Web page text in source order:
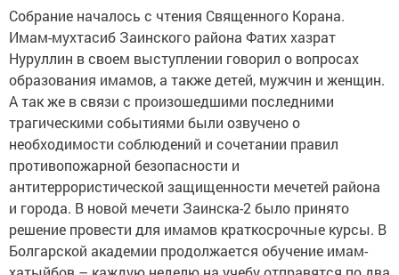
Собрание началось с чтения Священного Корана.
Имам-мухтасиб Заинского района Фатих хазрат
Нуруллин в своем выступлении говорил о вопросах
образования имамов, а также детей, мужчин и женщин.
А так же в связи с произошедшими последними
трагическими событиями были озвучено о
необходимости соблюдений и сочетании правил
противопожарной безопасности и
антитеррористической защищенности мечетей района
и города. В новой мечети Заинска-2 было принято
решение провести для имамов краткосрочные курсы. В
Болгарской академии продолжается обучение имам-